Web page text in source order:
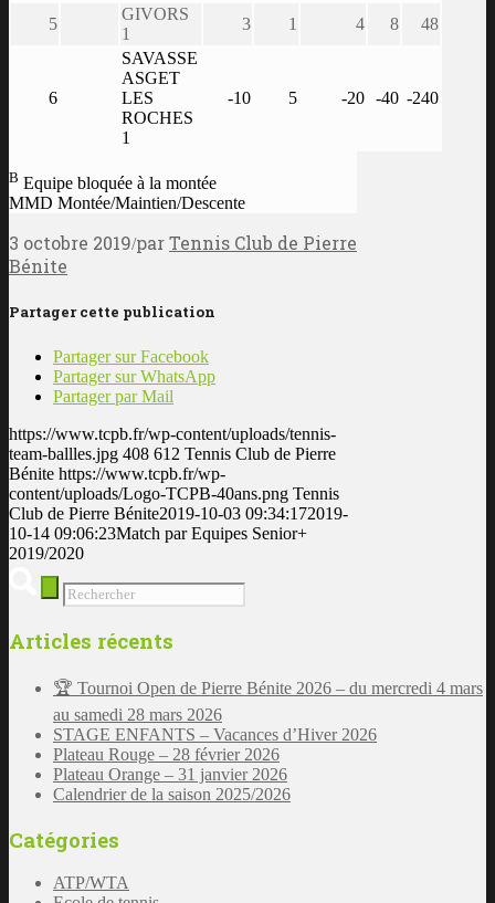
5
GIVORS
1
3 1 4 8 48
6
SAVASSE
ASGET
LES
ROCHES
1
-10 5 -20 -40 -240
B Equipe bloquée à la montée
MMD Montée/Maintien/Descente
3 octobre 2019/parTennis Club de Pierre
Bénite
Partager cette publication
Partager sur Facebook
Partager sur WhatsApp
Partager par Mail
https://www.tcpb.fr/wp-content/uploads/tennis-
team-ballles.jpg 408 612 Tennis Club de Pierre
Bénite https://www.tcpb.fr/wp-
content/uploads/Logo-TCPB-40ans.png Tennis
Club de Pierre Bénite2019-10-03 09:34:172019-
10-14 09:06:23Match par Equipes Senior+
2019/2020
Articles récents
🏆 Tournoi Open de Pierre Bénite 2026 – du mercredi 4 mars
au samedi 28 mars 2026
STAGE ENFANTS – Vacances d’Hiver 2026
Plateau Rouge – 28 février 2026
Plateau Orange – 31 janvier 2026
Calendrier de la saison 2025/2026
Catégories
ATP/WTA